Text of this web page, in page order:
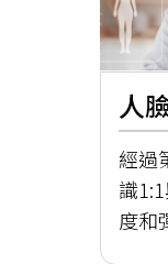
人
經過
識
度和